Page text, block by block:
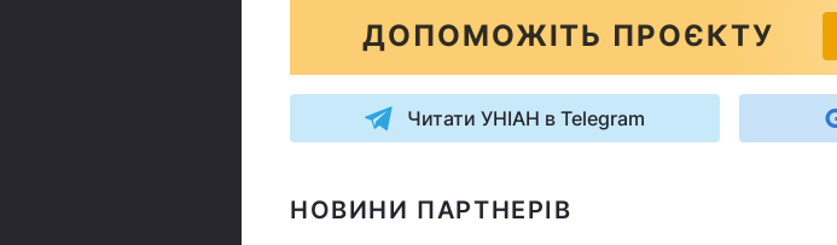
ДОПОМОЖІТЬ ПРОЄКТУ
Читати УНІАН в Telegram
НОВИНИ ПАРТНЕРІВ